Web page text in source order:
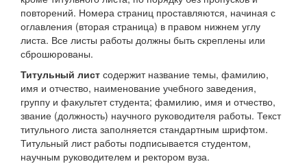
повторений. Номера страниц проставляются, начиная с
оглавления (вторая страница) в правом нижнем углу
листа. Все листы работы должны быть скреплены или
сброшюрованы.
Титульный лист содержит название темы, фамилию,
имя и отчество, наименование учебного заведения,
группу и факультет студента; фамилию, имя и отчество,
звание (должность) научного руководителя работы. Текст
титульного листа заполняется стандартным шрифтом.
Титульный лист работы подписывается студентом,
научным руководителем и ректором вуза.